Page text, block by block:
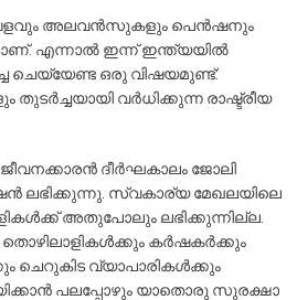
അലവൻസുകളും പെൻഷനും
എന്നാൽ ഇന്ന് ഇന്ത്യയിൽ
ചെയ്യേണ്ട ഒരു വിഷയമുണ്ട്:
വർധിക്കുന്ന രാഷ്ട്രീയ
ദീർഘകാലം ജോലി
ലഭിക്കുന്നു. സ്വകാര്യ മേഖലയിലെ
അതുപോലും ലഭിക്കുന്നില്ല.
കർഷകർക്കും
ചെറുകിട വ്യാപാരികൾക്കും
പലപ്പോഴും യാതൊരു സുരക്ഷാ